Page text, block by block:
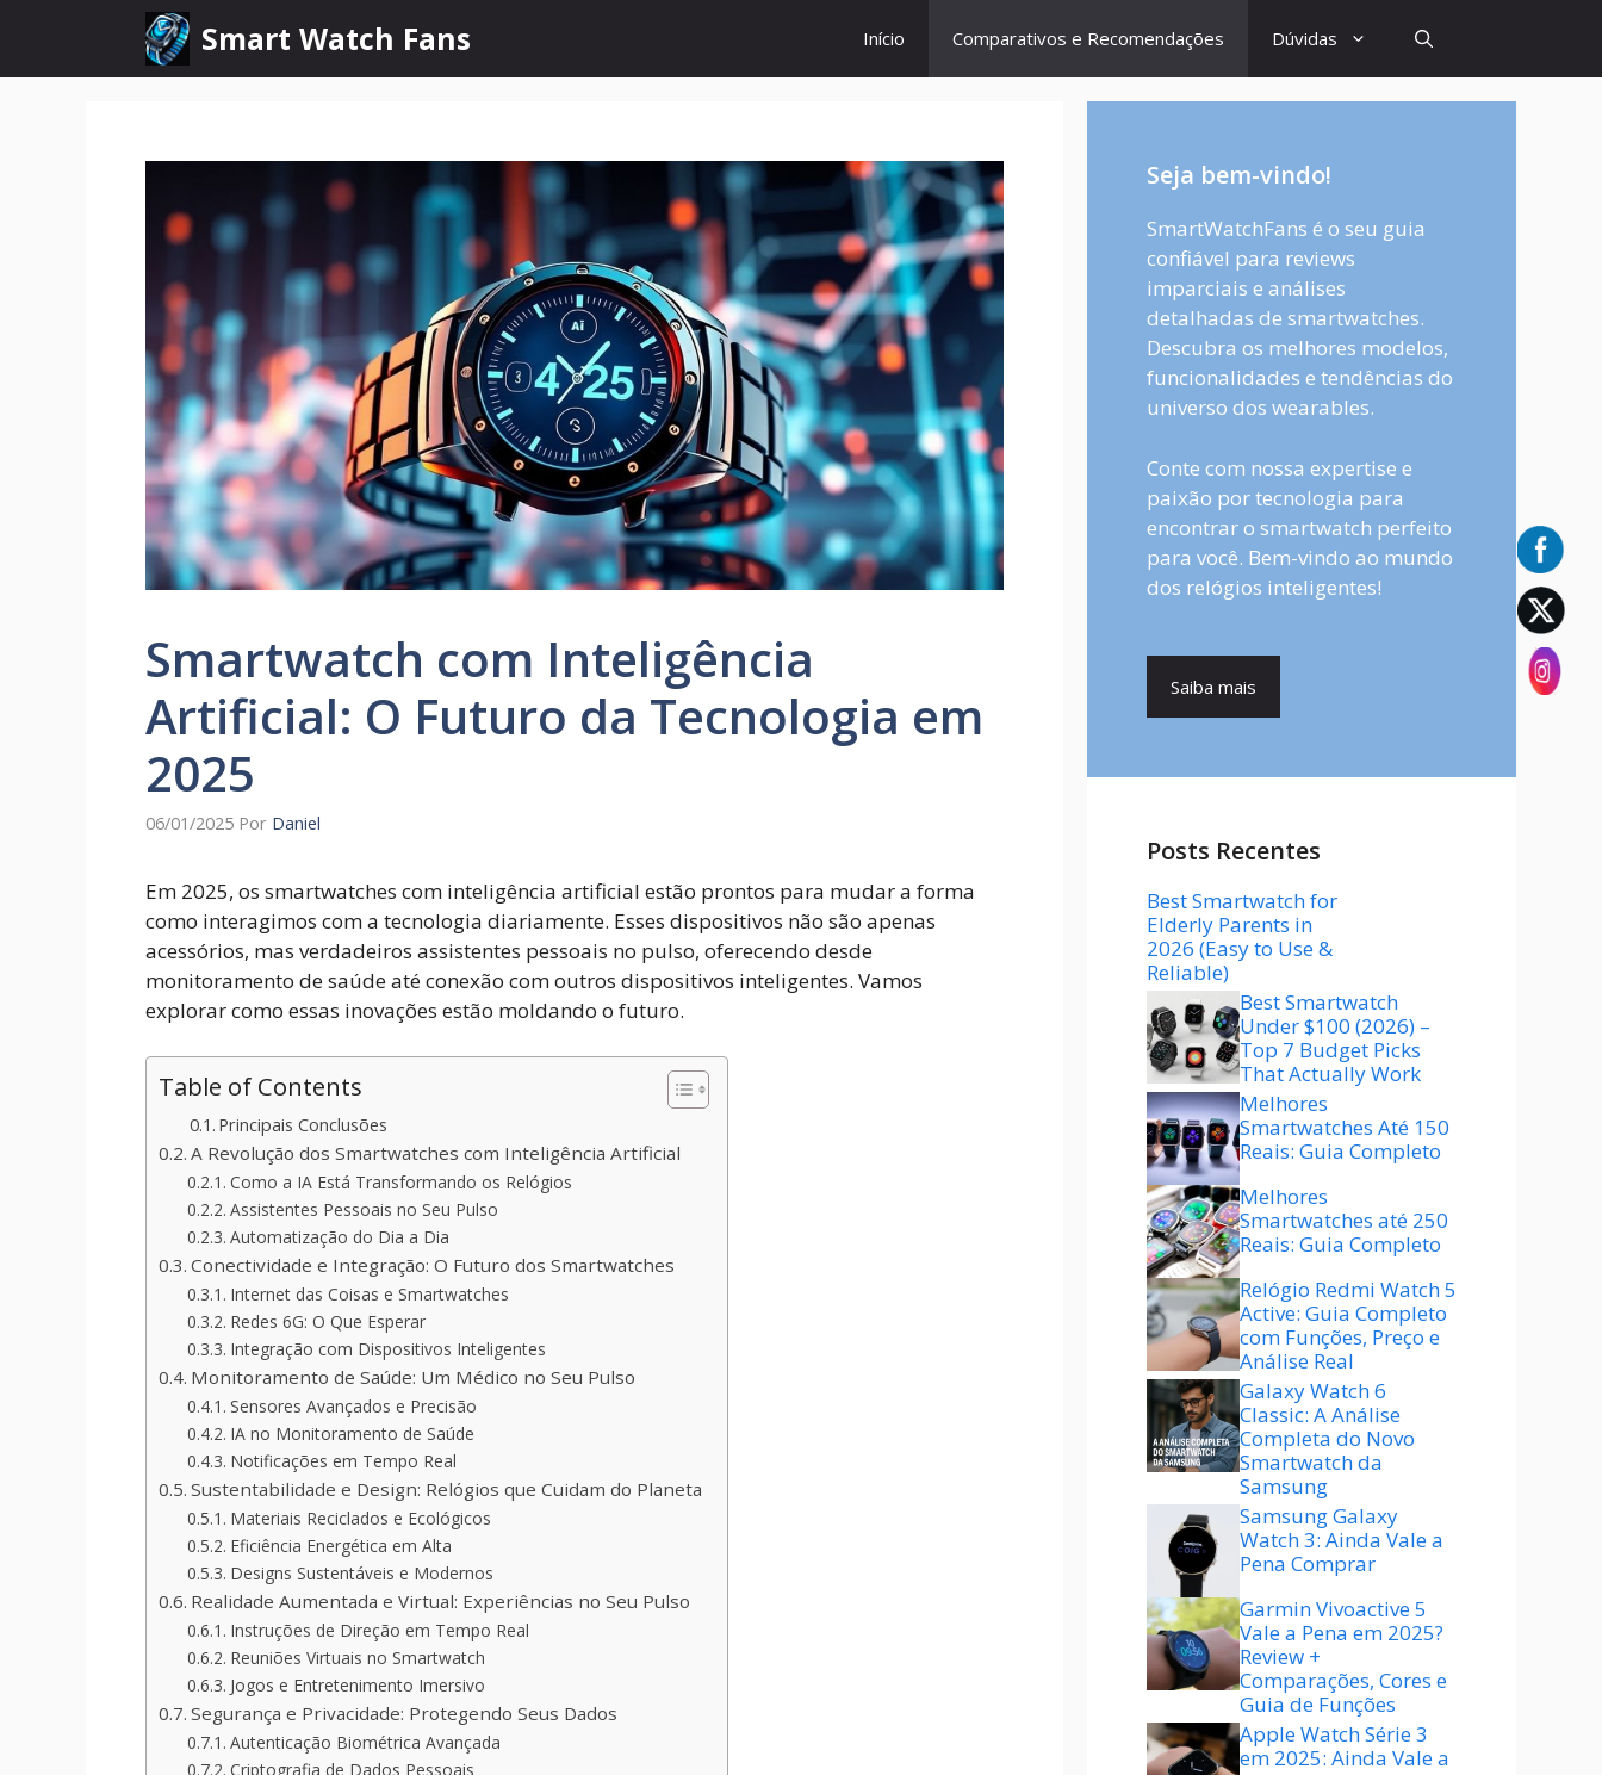
o
Smart Watch Fans Início Comparativos e Recomendações Dúvidas
Smartwatch com Inteligência
Artificial: O Futuro da Tecnologia em
2025
06/01/2025 Por Daniel
Em 2025, os smartwatches com inteligência artificial estão prontos para mudar a forma
como interagimos com a tecnologia diariamente. Esses dispositivos não são apenas
acessórios, mas verdadeiros assistentes pessoais no pulso, oferecendo desde
monitoramento de saúde até conexão com outros dispositivos inteligentes. Vamos
explorar como essas inovações estão moldando o futuro.
Table of Contents
Principais Conclusões
A Revolução dos Smartwatches com Inteligência Artificial
Como a IA Está Transformando os Relógios
Assistentes Pessoais no Seu Pulso
Automatização do Dia a Dia
Conectividade e Integração: O Futuro dos Smartwatches
Internet das Coisas e Smartwatches
Redes 6G: O Que Esperar
Integração com Dispositivos Inteligentes
Monitoramento de Saúde: Um Médico no Seu Pulso
Sensores Avançados e Precisão
IA no Monitoramento de Saúde
Notificações em Tempo Real
Sustentabilidade e Design: Relógios que Cuidam do Planeta
Materiais Reciclados e Ecológicos
Eficiência Energética em Alta
Designs Sustentáveis e Modernos
Realidade Aumentada e Virtual: Experiências no Seu Pulso
Instruções de Direção em Tempo Real
Reuniões Virtuais no Smartwatch
Jogos e Entretenimento Imersivo
Segurança e Privacidade: Protegendo Seus Dados
Autenticação Biométrica Avançada
Criptografia de Dados Pessoais
Seja bem-vindo!
SmartWatchFans é o seu guia
confiável para reviews
imparciais e análises
detalhadas de smartwatches.
Descubra os melhores modelos,
funcionalidades e tendências do
universo dos wearables.
Conte com nossa expertise e
paixão por tecnologia para
encontrar o smartwatch perfeito
para você. Bem-vindo ao mundo
dos relógios inteligentes!
Saiba mais
Posts Recentes
Best Smartwatch for
Elderly Parents in
2026 (Easy to Use &
Reliable)
Best Smartwatch
Under $100 (2026) –
Top 7 Budget Picks
That Actually Work
Melhores
Smartwatches Até 150
Reais: Guia Completo
Melhores
Smartwatches até 250
Reais: Guia Completo
Relógio Redmi Watch 5
Active: Guia Completo
com Funções, Preço e
Análise Real
Galaxy Watch 6
Classic: A Análise
Completa do Novo
Smartwatch da
Samsung
Samsung Galaxy
Watch 3: Ainda Vale a
Pena Comprar
Garmin Vivoactive 5
Vale a Pena em 2025?
Review +
Comparações, Cores e
Guia de Funções
Apple Watch Série 3
em 2025: Ainda Vale a